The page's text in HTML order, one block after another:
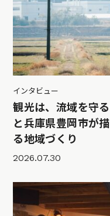
インタビュー
観光は、流域を守
と兵庫県豊岡市が
る地域づくり
2026.07.30